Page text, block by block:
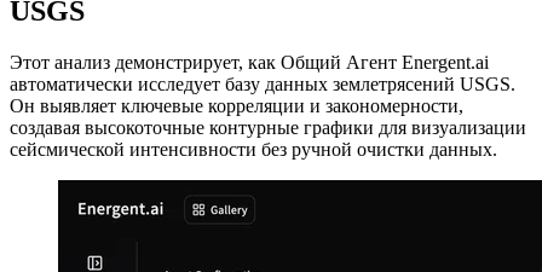
USGS
Этот анализ демонстрирует, как Общий Агент Energent.ai
автоматически исследует базу данных землетрясений USGS.
Он выявляет ключевые корреляции и закономерности,
создавая высокоточные контурные графики для визуализации
сейсмической интенсивности без ручной очистки данных.